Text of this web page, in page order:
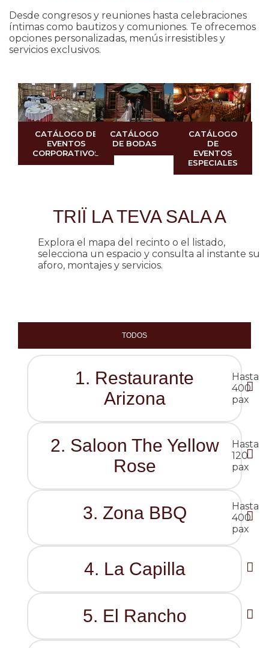
Desde congresos y reuniones hasta celebraciones
íntimas como bautizos y comuniones. Te ofrecemos
opciones personalizadas, menús irresistibles y
servicios exclusivos.
CATÁLOGO DE
EVENTOS
CORPORATIVOS
CATÁLOGO
DE BODAS
CATÁLOGO
DE
EVENTOS
ESPECIALES
TRIÏ LA TEVA SALA A
Explora el mapa del recinto o el listado,
selecciona un espacio y consulta al instante su
aforo, montajes y servicios.
TODOS
1. Restaurante
Arizona
Hasta
400
pax
2. Saloon The Yellow
Rose
Hasta
120
pax
3. Zona BBQ
Hasta
400
pax
4. La Capilla
5. El Rancho